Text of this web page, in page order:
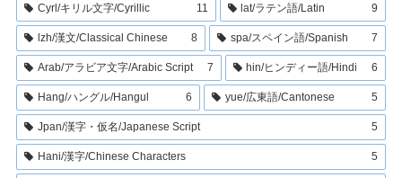
Cyrl/キリル文字/Cyrillic 11 lat/ラテン語/Latin 9
lzh/漢文/Classical Chinese 8 spa/スペイン語/Spanish 7
Arab/アラビア文字/Arabic Script 7 hin/ヒンディー語/Hindi 6
Hang/ハングル/Hangul 6 yue/広東語/Cantonese 5
Jpan/漢字・仮名/Japanese Script 5
Hani/漢字/Chinese Characters 5